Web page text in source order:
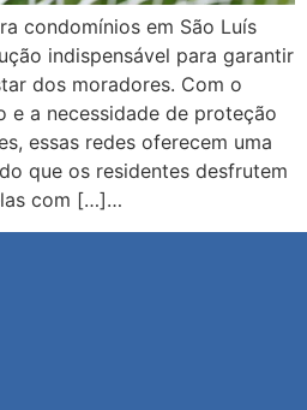
condomínios em São Luís
indispensável para garantir
dos moradores. Com o
e a necessidade de proteção
essas redes oferecem uma
que os residentes desfrutem
com […]…